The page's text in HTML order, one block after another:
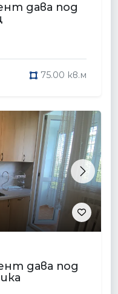
дава под
75.00 кв.м
Next
дава под